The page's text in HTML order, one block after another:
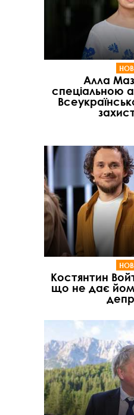
Алла
спеціальною
Костянтин
що не дає